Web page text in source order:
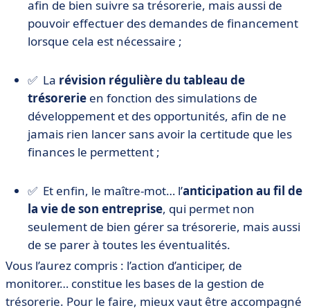
afin de bien suivre sa trésorerie, mais aussi de
pouvoir effectuer des demandes de financement
lorsque cela est nécessaire ;
✅ La révision régulièredu tableau de
trésorerie en fonction des simulations de
développement et des opportunités, afin de ne
jamais rien lancer sans avoir la certitude que les
finances le permettent ;
✅ Et enfin, le maître-mot… l’anticipation au fil de
la vie de son entreprise, qui permet non
seulement de bien gérer sa trésorerie, mais aussi
de se parer à toutes les éventualités.
Vous l’aurez compris : l’action d’anticiper, de
monitorer… constitue les bases de la gestion de
trésorerie. Pour le faire, mieux vaut être accompagné